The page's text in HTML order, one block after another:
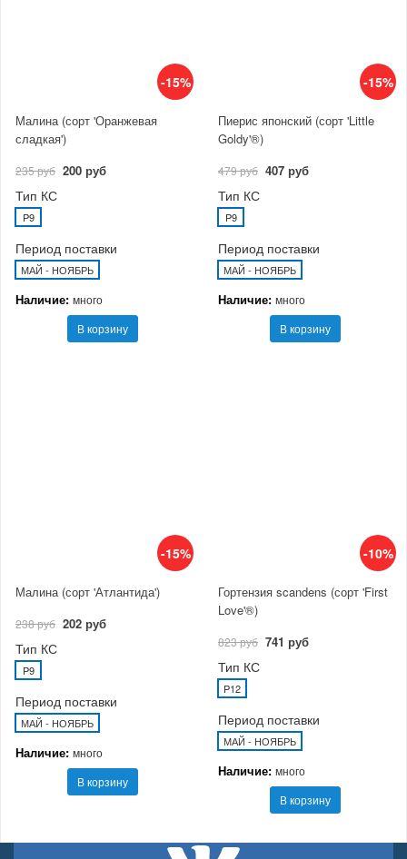
-15%
Малина (сорт 'Оранжевая
сладкая')
235 руб 200 руб
Тип КС
P9
Период поставки
МАЙ - НОЯБРЬ
Наличие: много
В корзину
-15%
Пиерис японский (сорт 'Little
Goldy'®)
479 руб 407 руб
Тип КС
P9
Период поставки
МАЙ - НОЯБРЬ
Наличие: много
В корзину
-15%
Малина (сорт 'Атлантида')
238 руб 202 руб
Тип КС
P9
Период поставки
МАЙ - НОЯБРЬ
Наличие: много
В корзину
-10%
Гортензия scandens (сорт 'First
Love'®)
823 руб 741 руб
Тип КС
P12
Период поставки
МАЙ - НОЯБРЬ
Наличие: много
В корзину